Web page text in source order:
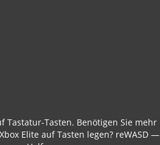
Tastatur-Tasten. Benötigen Sie mehr
Elite auf Tasten legen? reWASD —